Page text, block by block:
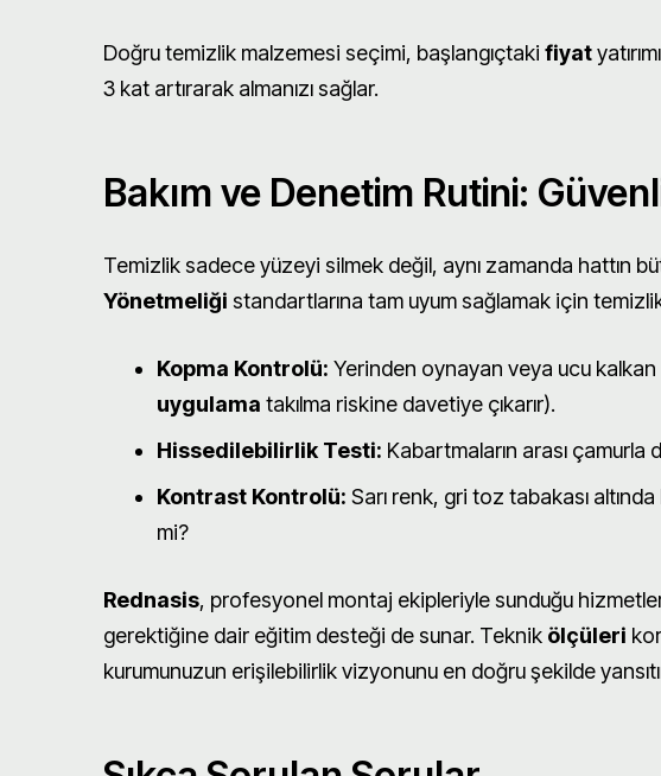
Doğru temizlik malzemesi seçimi, başlangıçtaki fiyat
3 kat artırarak almanızı sağlar.
Bakım ve Denetim Rutini:
Temizlik sadece yüzeyi silmek değil, aynı zamanda hattın
Yönetmeliği standartlarına tam uyum sağlamak için
Kopma Kontrolü: Yerinden oynayan veya ucu kalkan
uygulama takılma riskine davetiye çıkarır).
Hissedilebilirlik Testi: Kabartmaların arası
Kontrast Kontrolü: Sarı renk, gri toz tabakası
mi?
Rednasis, profesyonel montaj ekipleriyle sunduğu
gerektiğine dair eğitim desteği de sunar. Teknik ölçüleri
kurumunuzun erişilebilirlik vizyonunu en doğru şekilde